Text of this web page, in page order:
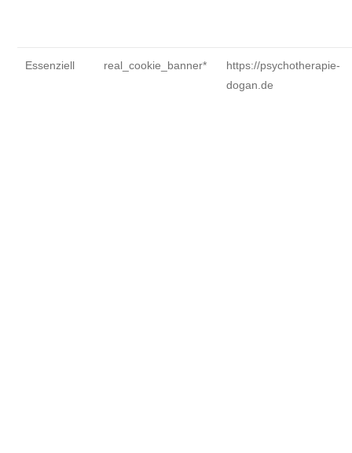
Essenziell real_cookie_banner*
https://psychotherapie-
dogan.de